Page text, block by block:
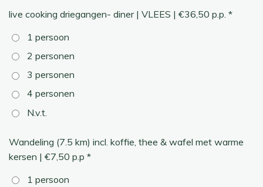
live cooking driegangen- diner | VLEES | €36,50 p.p. *
1 persoon
2 personen
3 personen
4 personen
N.v.t.
Wandeling (7.5 km) incl. koffie, thee & wafel met warme
kersen | €7,50 p.p *
1 persoon